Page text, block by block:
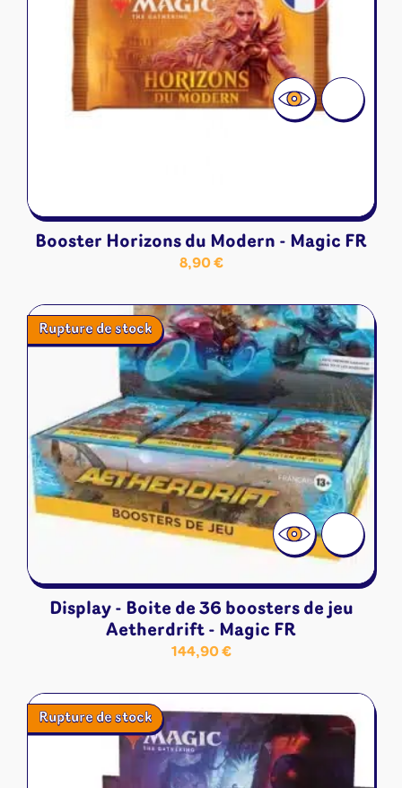
Booster Horizons du Modern - Magic FR
8,90€
Rupture de stock
Display - Boite de 36 boosters de jeu
Aetherdrift - Magic FR
144,90€
Rupture de stock